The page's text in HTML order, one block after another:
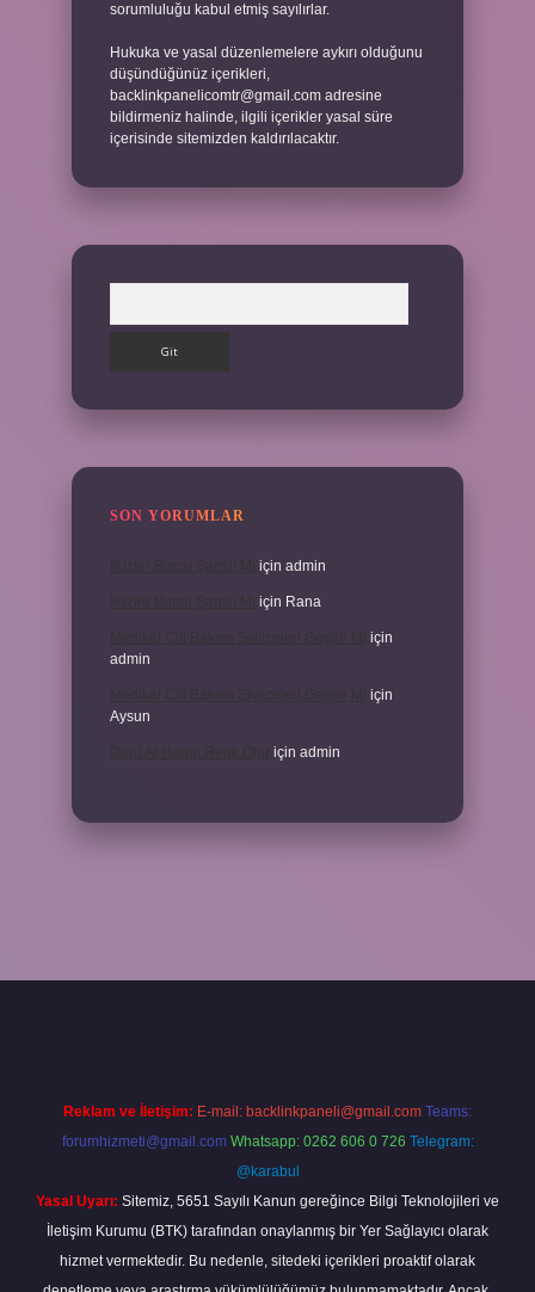
sorumluluğu kabul etmiş sayılırlar.
Hukuka ve yasal düzenlemelere aykırı olduğunu
düşündüğünüz içerikleri,
backlinkpanelicomtr@gmail.com adresine
bildirmeniz halinde, ilgili içerikler yasal süre
içerisinde sitemizden kaldırılacaktır.
SON YORUMLAR
için admin
için Rana
için
admin
için
Aysun
için admin
Reklam ve İletişim: E-mail: backlinkpaneli@gmail.com Teams:
forumhizmeti@gmail.com Whatsapp: 0262 606 0 726 Telegram:
@karabul
Yasal Uyarı: Sitemiz, 5651 Sayılı Kanun gereğince Bilgi Teknolojileri ve
İletişim Kurumu (BTK) tarafından onaylanmış bir Yer Sağlayıcı olarak
hizmet vermektedir. Bu nedenle, sitedeki içerikleri proaktif olarak